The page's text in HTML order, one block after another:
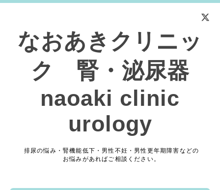
なおあきクリニッ
ク 腎・泌尿器
naoaki clinic
urology
排尿の悩み・腎機能低下・男性不妊・男性更年期障害などの
お悩みがあればご相談ください。